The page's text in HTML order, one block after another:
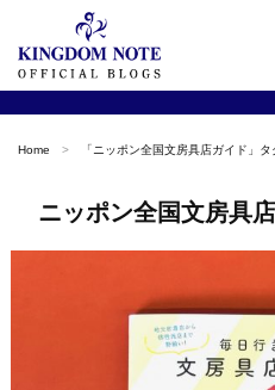
Home 「 ニッポン全国文房具店ガイド 」
ニッポン全国文房具